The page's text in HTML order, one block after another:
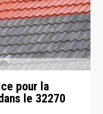
pour la
le 32270